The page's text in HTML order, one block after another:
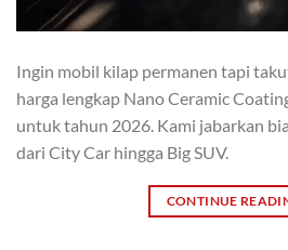
Ingin mobil kilap permanen tapi
harga lengkap Nano Ceramic
untuk tahun 2026. Kami jabarkan
dari City Car hingga Big SUV.
CONTINUE